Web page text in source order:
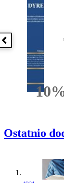
Poprzednia książka
Ostatnio